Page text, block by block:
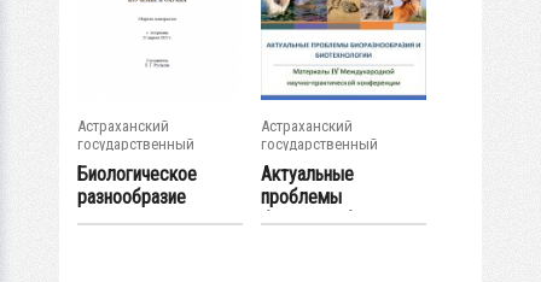
Астраханский
государственный
университет
Биологическое
разнообразие
природных и...
Астраханский
государственный
университет
Актуальные
проблемы
биоразнообразия и...